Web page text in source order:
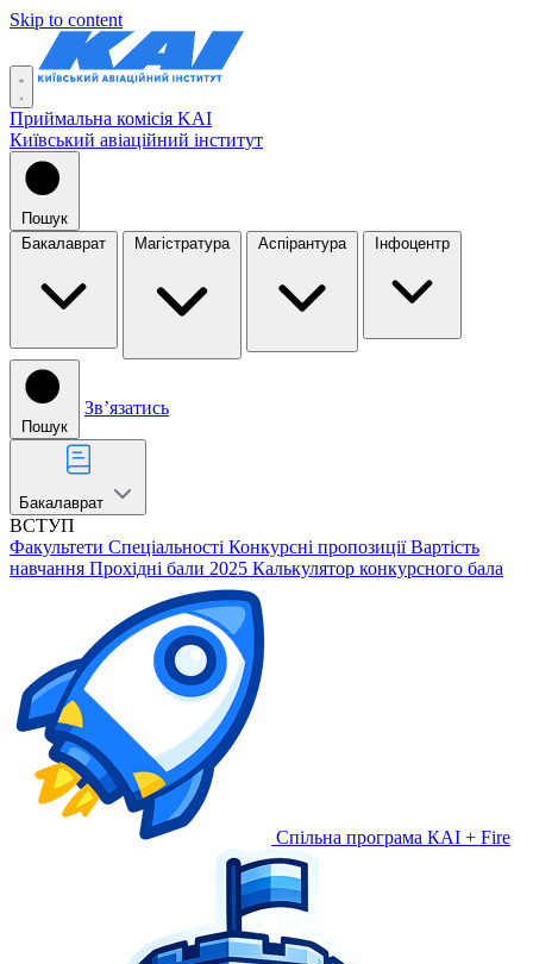
Skip to content
Приймальна комісія KAI
Київський авіаційний інститут
Пошук
Бакалаврат
Магістратура Аспірантура Інфоцентр
Пошук
Звʼязатись
Бакалаврат
ВСТУП
Факультети Спеціальності Конкурсні пропозиції Вартість
навчання Прохідні бали 2025 Калькулятор конкурсного бала
Спільна програма КАІ + Fire